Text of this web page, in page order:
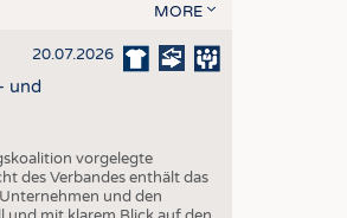
MORE
20.07.2026
und
vorgelegte
des Verbandes enthält das
und den